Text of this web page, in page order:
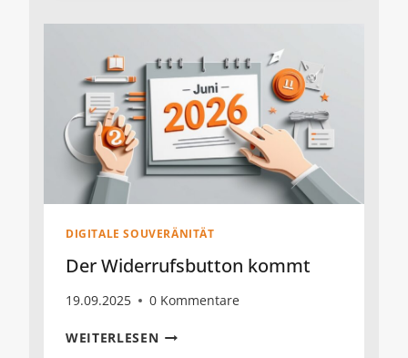
DIGITALE SOUVERÄNITÄT
Der Widerrufsbutton kommt
19.09.2025 0 Kommentare
WEITERLESENDER